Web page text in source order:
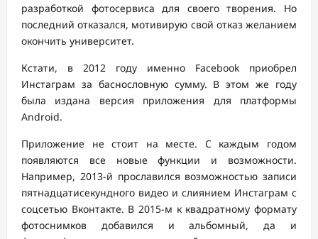
разработкой фотосервиса для своего творения. Но
последний отказался, мотивирую свой отказ желанием
окончить университет.
Кстати, в 2012 году именно Facebook приобрел
Инстаграм за баснословную сумму. В этом же году
была издана версия приложения для платформы
Android.
Приложение не стоит на месте. С каждым годом
появляются все новые функции и возможности.
Например, 2013-й прославился возможностью записи
пятнадцатисекундного видео и слиянием Инстаграм с
соцсетью Вконтакте. В 2015-м к квадратному формату
фотоснимков добавился и альбомный, да и